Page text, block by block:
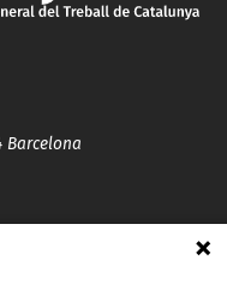
Barcelona